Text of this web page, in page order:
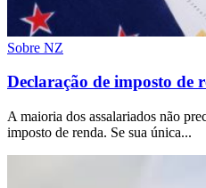
Sobre NZ
Declaração de imposto de
A maioria dos assalariados não
imposto de renda. Se sua única...